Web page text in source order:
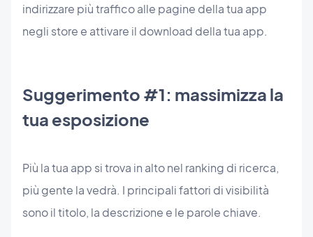
indirizzare più traffico alle pagine della tua app
negli store e attivare il download della tua app.
Suggerimento #1: massimizza la
tua esposizione
Più la tua app si trova in alto nel ranking di ricerca,
più gente la vedrà. I principali fattori di visibilità
sono il titolo, la descrizione e le parole chiave.